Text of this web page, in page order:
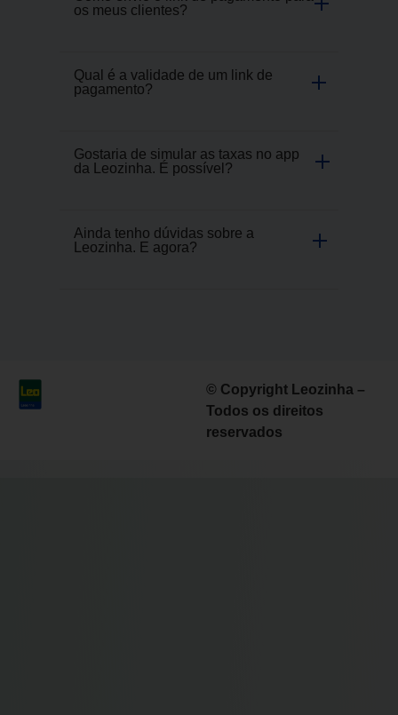
os meus clientes?
Qual é a validade de um link de
pagamento?
Gostaria de simular as taxas no app
da Leozinha. É possível?
Ainda tenho dúvidas sobre a
Leozinha. E agora?
© Copyright Leozinha –
Todos os direitos
reservados